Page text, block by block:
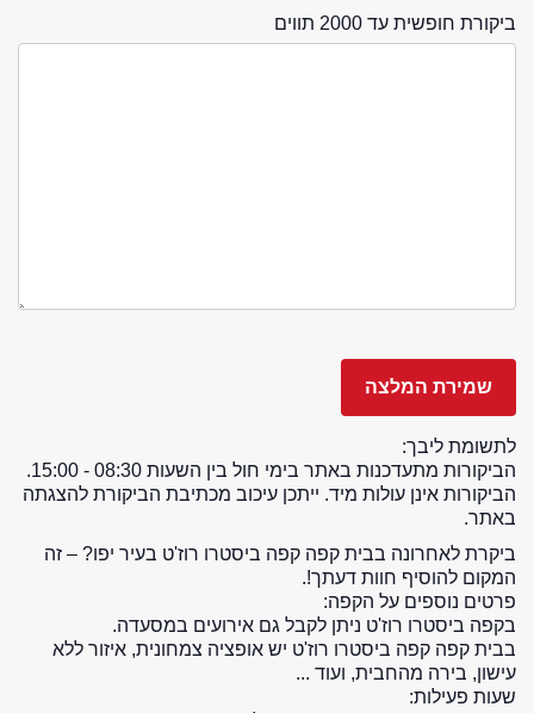
ביקורת חופשית עד 2000 תווים
לתשומת ליבך:
הביקורות מתעדכנות באתר בימי חול בין השעות 08:30 - 15:00.
הביקורות אינן עולות מיד. ייתכן עיכוב מכתיבת הביקורת להצגתה
באתר.
ביקרת לאחרונה בבית קפה קפה ביסטרו רוז'ט בעיר יפו? – זה
המקום להוסיף חוות דעתך!.
פרטים נוספים על הקפה:
בקפה ביסטרו רוז'ט ניתן לקבל גם אירועים במסעדה.
בבית קפה קפה ביסטרו רוז'ט יש אופציה צמחונית, איזור ללא
עישון, בירה מהחבית, ועוד ...
שעות פעילות: